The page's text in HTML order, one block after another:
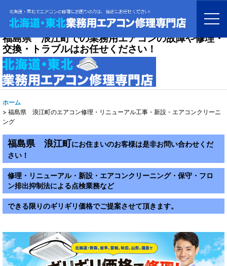
福島県 浪江町での業務用エアコンの故障や修理・
交換・トラブルはお任せください！
ホーム
> 福島県 浪江町のエアコン修理・リニューアル工事・新設・エアコンクリーニ
ング
福島県 浪江町にお住まいのお客様は是非お問い合わせくだ
さい！
修理・リニューアル・新設・エアコンクリーニング・保守・フロ
ン排出抑制法による点検業務など
できる限りのギリギリ価格でご提案させて頂きます。